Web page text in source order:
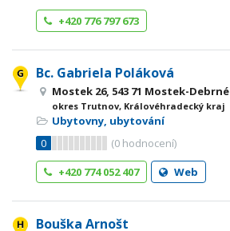
+420 776 797 673
Bc. Gabriela Poláková
Mostek 26, 543 71 Mostek-Debrné
okres Trutnov, Královéhradecký kraj
Ubytovny, ubytování
0
(0 hodnocení)
+420 774 052 407
Web
Bouška Arnošt